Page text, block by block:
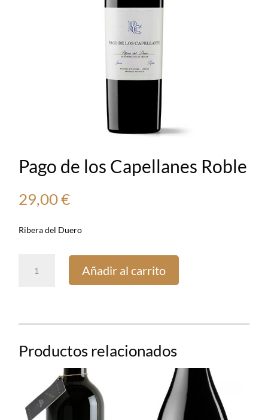
Pago de los Capellanes Roble
29,00€
Ribera del Duero
cantidad
Añadir al carrito
Productos relacionados